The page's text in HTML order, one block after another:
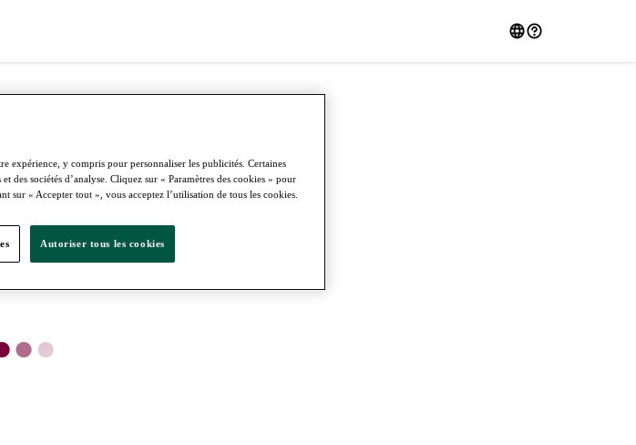
●●
expérience, y compris pour personnaliser les publicités. Certaines
des sociétés d’analyse. Cliquez sur « Paramètres des cookies » pour
sur « Accepter tout », vous acceptez l’utilisation de tous les cookies.
Autoriser tous les cookies